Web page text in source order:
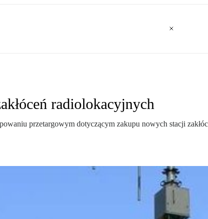
radiolokacyjnych
przetargowym dotyczącym zakupu nowych stacji